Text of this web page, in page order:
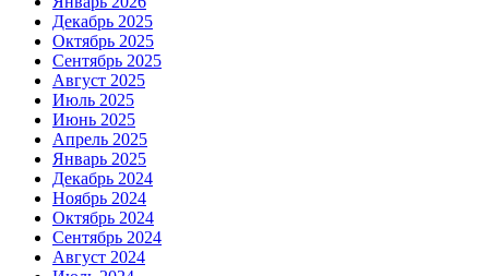
Декабрь 2025
Октябрь 2025
Сентябрь 2025
Август 2025
Июль 2025
Июнь 2025
Апрель 2025
Январь 2025
Декабрь 2024
Ноябрь 2024
Октябрь 2024
Сентябрь 2024
Август 2024